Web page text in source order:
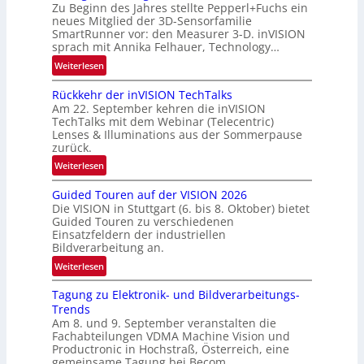
-
B
-
R
u
n
d
e
e
w
s
‘
Zu Beginn des Jahres stellte Pepperl+Fuchs ein
neues Mitglied der 3D-Sensorfamilie
SmartRunner vor: den Measurer 3-D. inVISION
sprach mit Annika Felhauer, Technology…
Weiterlesen:
U
n
b
e
g
r
e
z
t
e
M
ö
g
l
c
h
k
Rückkehr der inVISION TechTalks
Am 22. September kehren die inVISION
TechTalks mit dem Webinar (Telecentric)
Lenses & Illuminations aus der Sommerpause
zurück.
Weiterlesen:
R
ü
c
k
k
e
h
e
r
i
Guided Touren auf der VISION 2026
Die VISION in Stuttgart (6. bis 8. Oktober) bietet
Guided Touren zu verschiedenen
Einsatzfeldern der industriellen
Bildverarbeitung an.
Weiterlesen:
G
u
d
e
d
Tagung zu Elektronik- und Bildverarbeitungs-
Trends
Am 8. und 9. September veranstalten die
Fachabteilungen VDMA Machine Vision und
Productronic in Hochstraß, Österreich, eine